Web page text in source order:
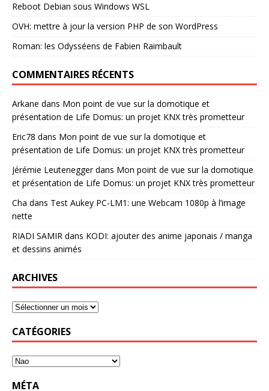
Reboot Debian sous Windows WSL
OVH: mettre à jour la version PHP de son WordPress
Roman: les Odysséens de Fabien Raimbault
COMMENTAIRES RÉCENTS
Arkane dans Mon point de vue sur la domotique et
présentation de Life Domus: un projet KNX très prometteur
Eric78 dans Mon point de vue sur la domotique et
présentation de Life Domus: un projet KNX très prometteur
Jérémie Leuteneggerdans Mon point de vue sur la domotique
et présentation de Life Domus: un projet KNX très prometteur
Cha dans Test Aukey PC-LM1: une Webcam 1080p à l’image
nette
RIADI SAMIR dans KODI: ajouter des anime japonais / manga
et dessins animés
ARCHIVES
CATÉGORIES
MÉTA